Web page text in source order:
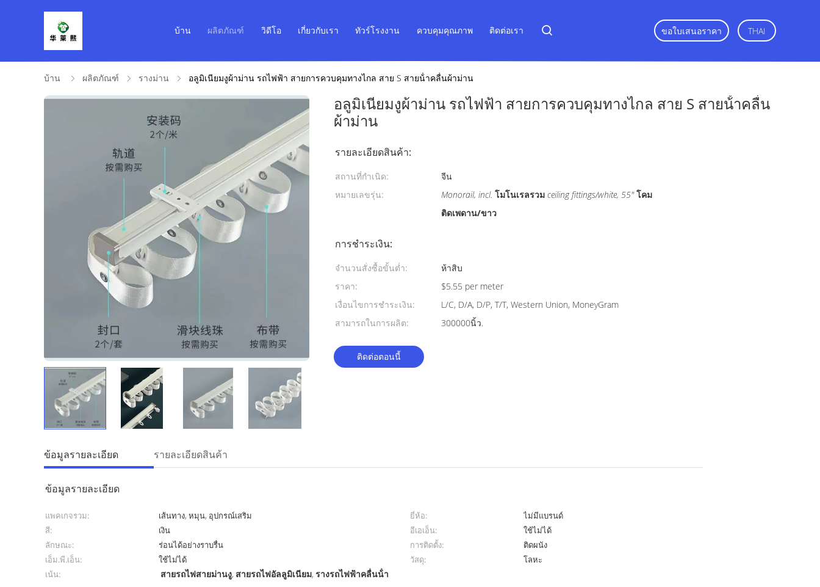
บ้าน ผลิตภัณฑ์ วิดีโอ เกี่ยวกับเรา ทัวร์โรงงาน ควบคุมคุณภาพ ติดต่อเรา ขอใบเสนอราคา THAI
บ้าน ผลิตภัณฑ์ รางม่าน อลูมิเนียมงูผ้าม่าน รถไฟฟ้า สายการควบคุมทางไกล สาย S สายน้ําคลื่นผ้าม่าน
อลูมิเนียมงูผ้าม่าน รถไฟฟ้า สายการควบคุมทางไกล สาย S สายน้ําคลื่น
ผ้าม่าน
รายละเอียดสินค้า:
สถานที่กำเนิด:
จีน
หมายเลขรุ่น:
Monorail, incl. โมโนเรลรวม ceiling fittings/white, 55" โคม
ติดเพดาน/ขาว
การชำระเงิน:
จำนวนสั่งซื้อขั้นต่ำ:
ห้าสิบ
ราคา:
$5.55 per meter
เงื่อนไขการชำระเงิน:
L/C, D/A, D/P, T/T, Western Union, MoneyGram
สามารถในการผลิต:
300000นิ้ว.
ติดต่อตอนนี้
ข้อมูลรายละเอียด รายละเอียดสินค้า
ข้อมูลรายละเอียด
แพคเกจรวม: เส้นทาง, หมุน, อุปกรณ์เสริม ยี่ห้อ:
ไม่มีแบรนด์
สี:
เงิน อีเอเอ็น:
ใช้ไม่ได้
ลักษณะ:
ร่อนได้อย่างราบรื่น การติดตั้ง:
ติดผนัง
เอ็ม.พี.เอ็น:
ใช้ไม่ได้ วัสดุ:
โลหะ
เน้น:
สายรถไฟสายม่านงู, สายรถไฟอัลลูมิเนียม,รางรถไฟฟ้าคลื่นน้ํา